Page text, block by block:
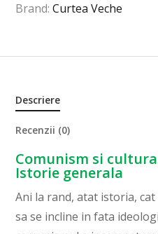
Brand:Curtea Veche
Descriere
Recenzii (0)
Comunism si
Istorie generala
Ani la rand, atat istoria,
sa se incline in fata